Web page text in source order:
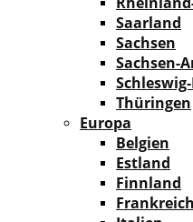
Saarland
Sachsen
Sachsen-
Thüringen
Europa
Belgien
Estland
Finnland
Frankreich